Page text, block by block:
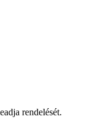
rendelését.